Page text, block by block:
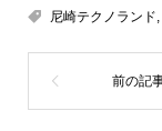
尼崎テクノランド